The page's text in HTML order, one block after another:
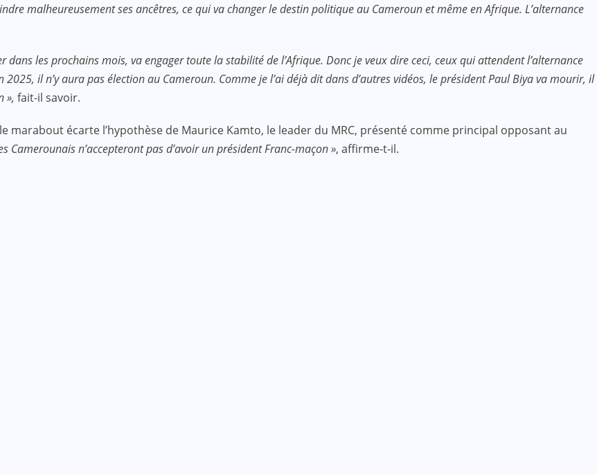
malheureusement ses ancêtres, ce qui va changer le destin politique au Cameroun et même en Afrique. L’alternance
dans les prochains mois, va engager toute la stabilité de l’Afrique. Donc je veux dire ceci, ceux qui attendent l’alternance
il n’y aura pas élection au Cameroun. Comme je l’ai déjà dit dans d’autres vidéos, le président Paul Biya va mourir, il
», fait-il savoir.
marabout écarte l’hypothèse de Maurice Kamto, le leader du MRC, présenté comme principal opposant au
Camerounais n’accepteront pas d’avoir un président Franc-maçon », affirme-t-il.